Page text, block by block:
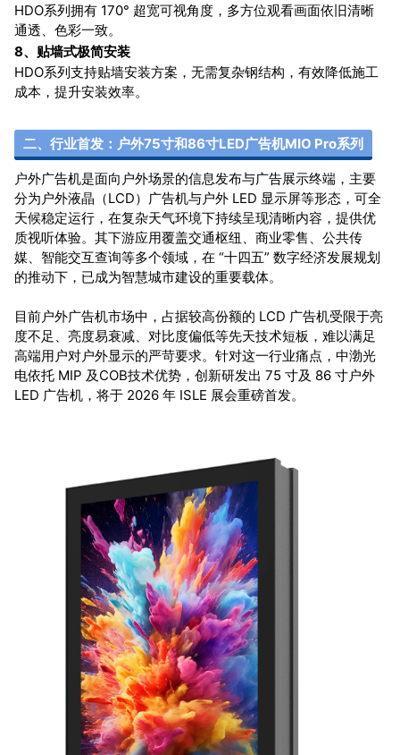
HDO系列拥有 170° 超宽可视角度，多方位观看画面依旧清晰
通透、色彩一致。
8、贴墙式极简安装
HDO系列支持贴墙安装方案，无需复杂钢结构，有效降低施工
成本，提升安装效率。
二、行业首发：户外75寸和86寸LED广告机MIO Pro系列
户外广告机是面向户外场景的信息发布与广告展示终端，主要
分为户外液晶（LCD）广告机与户外 LED 显示屏等形态，可全
天候稳定运行，在复杂天气环境下持续呈现清晰内容，提供优
质视听体验。其下游应用覆盖交通枢纽、商业零售、公共传
媒、智能交互查询等多个领域，在 “十四五” 数字经济发展规划
的推动下，已成为智慧城市建设的重要载体。
目前户外广告机市场中，占据较高份额的 LCD 广告机受限于亮
度不足、亮度易衰减、对比度偏低等先天技术短板，难以满足
高端用户对户外显示的严苛要求。针对这一行业痛点，中渤光
电依托 MIP 及COB技术优势，创新研发出 75 寸及 86 寸户外
LED 广告机，将于 2026 年 ISLE 展会重磅首发。